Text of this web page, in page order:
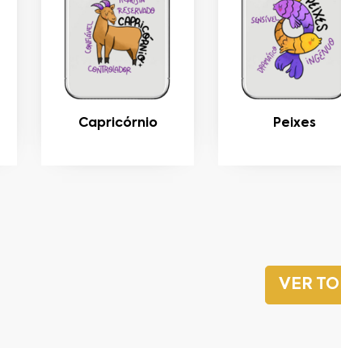
Capricórnio Peixes
VER